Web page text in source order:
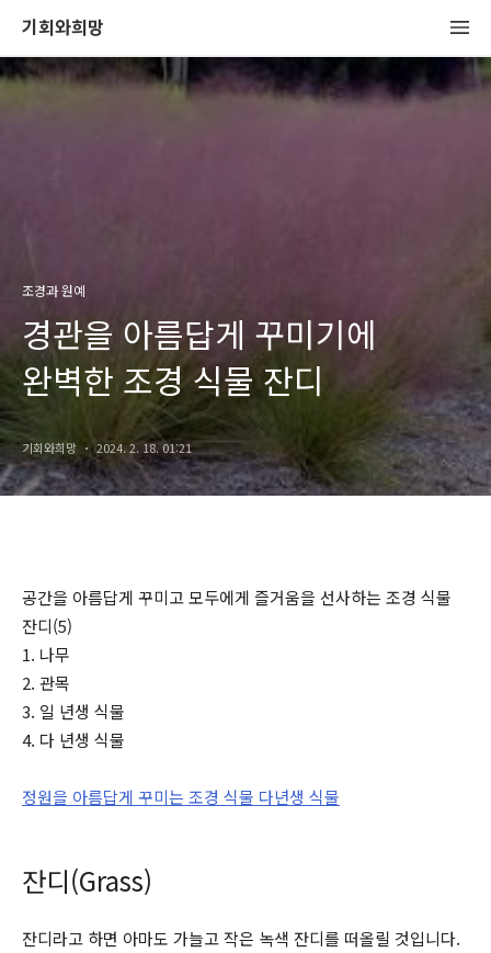
기회와희망
조경과 원예
경관을 아름답게 꾸미기에
완벽한 조경 식물 잔디
기회와희망 2024. 2. 18. 01:21
공간을 아름답게 꾸미고 모두에게 즐거움을 선사하는 조경 식물
잔디(5)
1. 나무
2. 관목
3. 일 년생 식물
4. 다 년생 식물
정원을 아름답게 꾸미는 조경 식물 다년생 식물
잔디(Grass)
잔디라고 하면 아마도 가늘고 작은 녹색 잔디를 떠올릴 것입니다.